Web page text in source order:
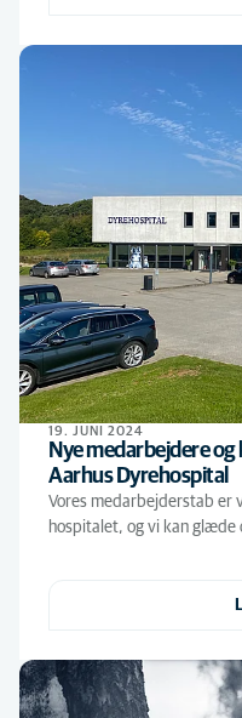
19. JUNI 2024
Nye medarbejdere
Aarhus Dyrehospital
Vores medarbejderstab er
hospitalet, og vi kan glæde